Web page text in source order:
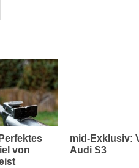
von
mid-Exklusiv:
Audi S3